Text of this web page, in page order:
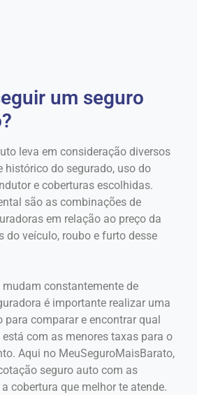
um seguro
leva em consideração diversos
histórico do segurado, uso do
e coberturas escolhidas.
são as combinações de
em relação ao preço da
do veículo, roubo e furto desse
mudam constantemente de
é importante realizar uma
para comparar e encontrar qual
com as menores taxas para o
Aqui no MeuSeguroMaisBarato,
seguro auto com as
cobertura que melhor te atende.